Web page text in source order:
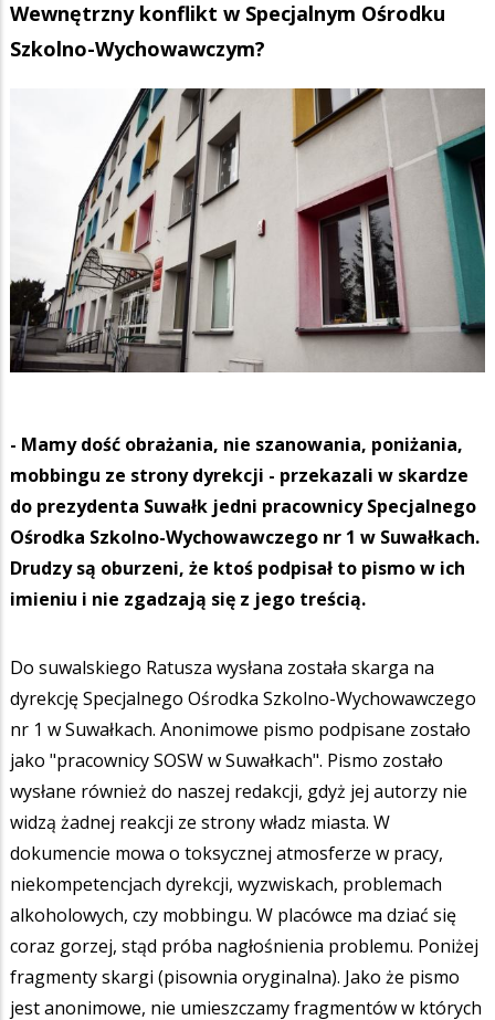
Wewnętrzny konflikt w Specjalnym Ośrodku
Szkolno-Wychowawczym?
- Mamy dość obrażania, nie szanowania, poniżania,
mobbingu ze strony dyrekcji - przekazali w skardze
do prezydenta Suwałk jedni pracownicy Specjalnego
Ośrodka Szkolno-Wychowawczego nr 1 w Suwałkach.
Drudzy są oburzeni, że ktoś podpisał to pismo w ich
imieniu i nie zgadzają się z jego treścią.
Do suwalskiego Ratusza wysłana została skarga na
dyrekcję Specjalnego Ośrodka Szkolno-Wychowawczego
nr 1 w Suwałkach. Anonimowe pismo podpisane zostało
jako "pracownicy SOSW w Suwałkach". Pismo zostało
wysłane również do naszej redakcji, gdyż jej autorzy nie
widzą żadnej reakcji ze strony władz miasta. W
dokumencie mowa o toksycznej atmosferze w pracy,
niekompetencjach dyrekcji, wyzwiskach, problemach
alkoholowych, czy mobbingu. W placówce ma dziać się
coraz gorzej, stąd próba nagłośnienia problemu. Poniżej
fragmenty skargi (pisownia oryginalna). Jako że pismo
jest anonimowe, nie umieszczamy fragmentów w których